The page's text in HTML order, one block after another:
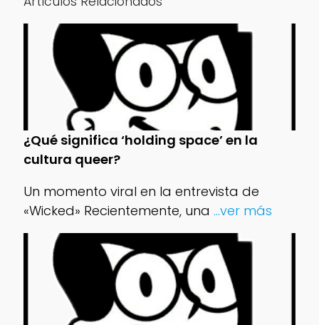
¿Qué significa ‘holding space’ en la
cultura queer?
Un momento viral en la entrevista de
«Wicked» Recientemente, una ...ver más